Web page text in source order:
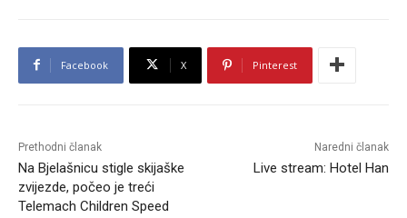
Facebook X Pinterest
Prethodni članak
Na Bjelašnicu stigle skijaške
zvijezde, počeo je treći
Telemach Children Speed
Naredni članak
Live stream: Hotel Han